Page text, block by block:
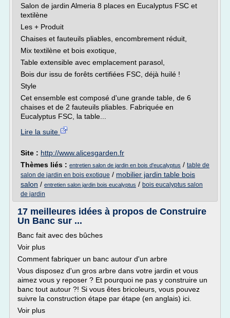
Salon de jardin Almeria 8 places en Eucalyptus FSC et
textilène
Les + Produit
Chaises et fauteuils pliables, encombrement réduit,
Mix textilène et bois exotique,
Table extensible avec emplacement parasol,
Bois dur issu de forêts certifiées FSC, déjà huilé !
Style
Cet ensemble est composé d'une grande table, de 6
chaises et de 2 fauteuils pliables. Fabriquée en
Eucalyptus FSC, la table...
Lire la suite
Site : http://www.alicesgarden.fr
Thèmes liés : entretien salon de jardin en bois d'eucalyptus / table de
salon de jardin en bois exotique / mobilier jardin table bois
salon / entretien salon jardin bois eucalyptus / bois eucalyptus salon
de jardin
17 meilleures idées à propos de Construire
Un Banc sur ...
Banc fait avec des bûches
Voir plus
Comment fabriquer un banc autour d'un arbre
Vous disposez d'un gros arbre dans votre jardin et vous
aimez vous y reposer ? Et pourquoi ne pas y construire un
banc tout autour ?! Si vous êtes bricoleurs, vous pouvez
suivre la construction étape par étape (en anglais) ici.
Voir plus